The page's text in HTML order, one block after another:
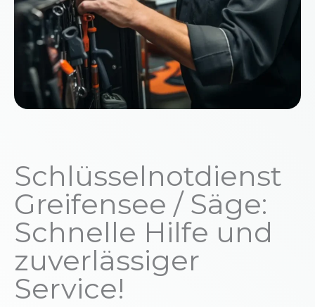
Schlüsselnotdienst
Greifensee / Säge:
Schnelle Hilfe und
zuverlässiger
Service!